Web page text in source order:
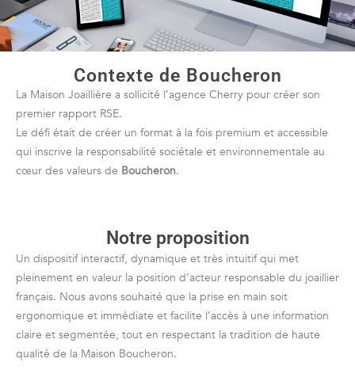
Contexte de Boucheron
La Maison Joaillière a sollicité l’agence Cherry pour créer son
premier rapport RSE.
Le défi était de créer un format à la fois premium et accessible
qui inscrive la responsabilité sociétale et environnementale au
cœur des valeurs de Boucheron.
Notre proposition
Un dispositif interactif, dynamique et très intuitif qui met
pleinement en valeur la position d’acteur responsable du joaillier
français. Nous avons souhaité que la prise en main soit
ergonomique et immédiate et facilite l’accès à une information
claire et segmentée, tout en respectant la tradition de haute
qualité de la Maison Boucheron.